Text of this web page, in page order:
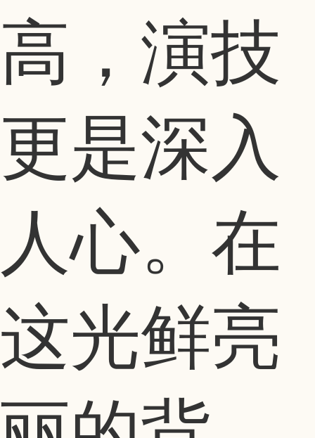
高，演技
更是深入
人心。在
这光鲜亮